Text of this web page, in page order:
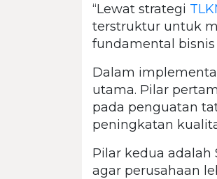
“Lewat strategi
terstruktur untuk
fundamental bisnis
Dalam
utama. Pilar
pada penguatan
peningkatan
Pilar kedua
agar perusahaan